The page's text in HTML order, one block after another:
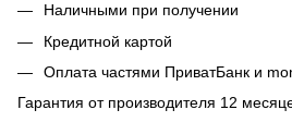
Наличными при получении
Кредитной картой
Оплата частями ПриватБанк и
Гарантия от производителя 12